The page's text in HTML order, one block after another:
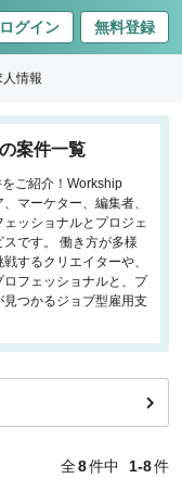
ログイン 無料登録
情報
案件一覧
ご紹介！Workship
マーケター、編集者、
ッショナルとプロジェ
です。 働き方が多様
するクリエイターや、
フェッショナルと、プ
つかるジョブ型雇用支
全8件中 1-8件